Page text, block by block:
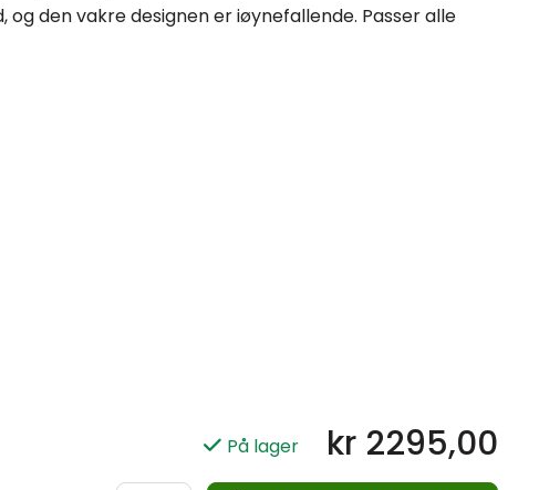
og den vakre designen er iøynefallende. Passer alle
På lager kr 2295,00